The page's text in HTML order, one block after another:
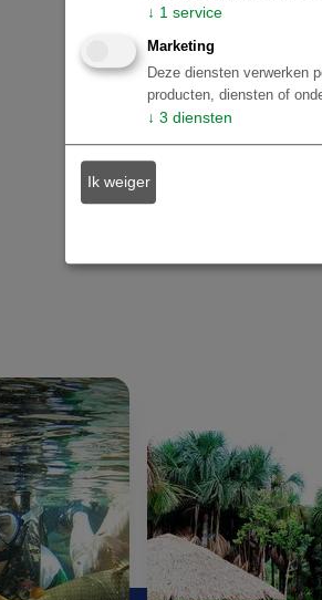
↓ 1 service
Marketing
Deze diensten verwerken
producten, diensten of
↓ 3 diensten
Ik weiger